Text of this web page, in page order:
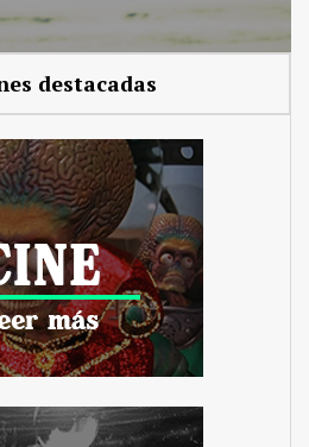
destacadas